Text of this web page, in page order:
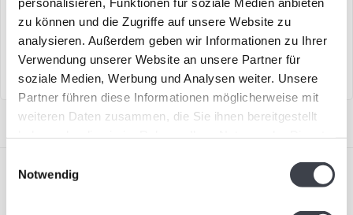
zu können und die Zugriffe auf unsere Website zu
analysieren. Außerdem geben wir Informationen zu Ihrer
Verwendung unserer Website an unsere Partner für
soziale Medien, Werbung und Analysen weiter. Unsere
Partner führen diese Informationen möglicherweise mit
weiteren Daten zusammen, die Sie ihnen bereitgestellt
Notwendig
Maiglöckchen aus Kristallglas
nach einem Design von Mats
Jon..
Das Kristall-Kleeblatt von
Mats Jonasson steht als
Symbol fü..